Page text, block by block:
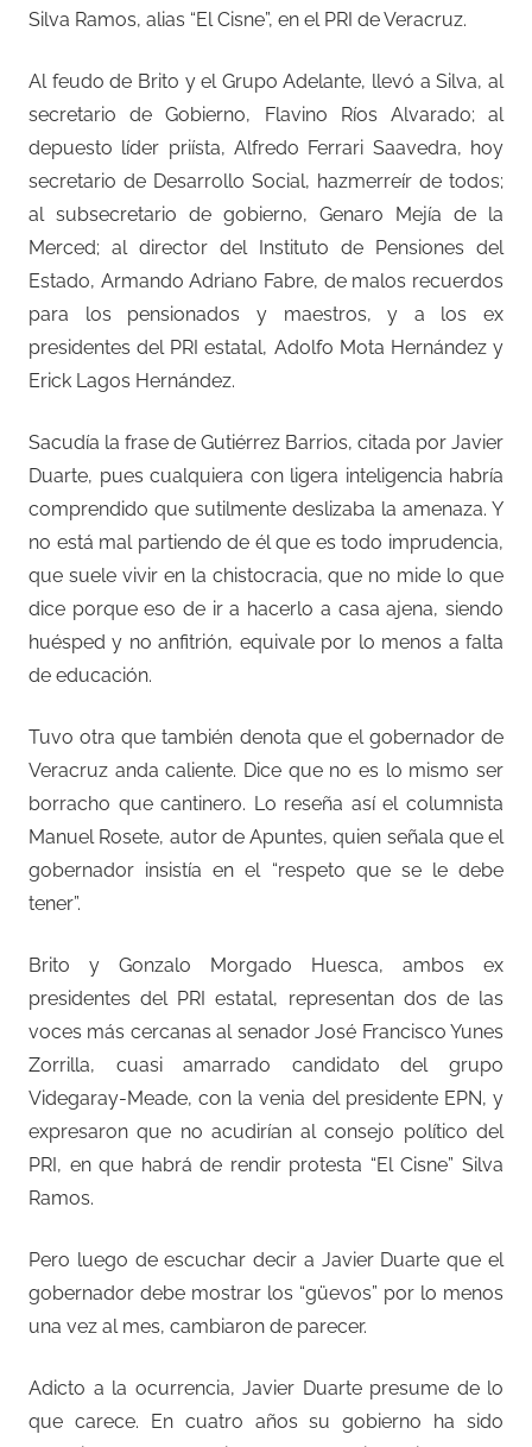
Silva Ramos, alias “El Cisne”, en el PRI de Veracruz.
Al feudo de Brito y el Grupo Adelante, llevó a Silva, al
secretario de Gobierno, Flavino Ríos Alvarado; al
depuesto líder priísta, Alfredo Ferrari Saavedra, hoy
secretario de Desarrollo Social, hazmerreír de todos;
al subsecretario de gobierno, Genaro Mejía de la
Merced; al director del Instituto de Pensiones del
Estado, Armando Adriano Fabre, de malos recuerdos
para los pensionados y maestros, y a los ex
presidentes del PRI estatal, Adolfo Mota Hernández y
Erick Lagos Hernández.
Sacudía la frase de Gutiérrez Barrios, citada por Javier
Duarte, pues cualquiera con ligera inteligencia habría
comprendido que sutilmente deslizaba la amenaza. Y
no está mal partiendo de él que es todo imprudencia,
que suele vivir en la chistocracia, que no mide lo que
dice porque eso de ir a hacerlo a casa ajena, siendo
huésped y no anfitrión, equivale por lo menos a falta
de educación.
Tuvo otra que también denota que el gobernador de
Veracruz anda caliente. Dice que no es lo mismo ser
borracho que cantinero. Lo reseña así el columnista
Manuel Rosete, autor de Apuntes, quien señala que el
gobernador insistía en el “respeto que se le debe
tener”.
Brito y Gonzalo Morgado Huesca, ambos ex
presidentes del PRI estatal, representan dos de las
voces más cercanas al senador José Francisco Yunes
Zorrilla, cuasi amarrado candidato del grupo
Videgaray-Meade, con la venia del presidente EPN, y
expresaron que no acudirían al consejo político del
PRI, en que habrá de rendir protesta “El Cisne” Silva
Ramos.
Pero luego de escuchar decir a Javier Duarte que el
gobernador debe mostrar los “güevos” por lo menos
una vez al mes, cambiaron de parecer.
Adicto a la ocurrencia, Javier Duarte presume de lo
que carece. En cuatro años su gobierno ha sido